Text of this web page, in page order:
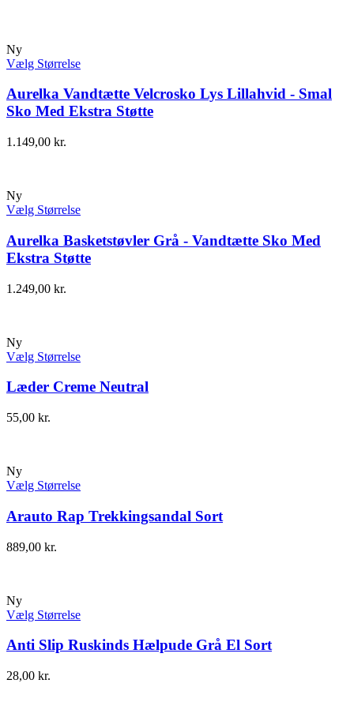
Ny
Vælg Størrelse
Aurelka Vandtætte Velcrosko Lys Lillahvid - Smal
Sko Med Ekstra Støtte
1.149,00 kr.
Ny
Vælg Størrelse
Aurelka Basketstøvler Grå - Vandtætte Sko Med
Ekstra Støtte
1.249,00 kr.
Ny
Vælg Størrelse
Læder Creme Neutral
55,00 kr.
Ny
Vælg Størrelse
Arauto Rap Trekkingsandal Sort
889,00 kr.
Ny
Vælg Størrelse
Anti Slip Ruskinds Hælpude Grå El Sort
28,00 kr.